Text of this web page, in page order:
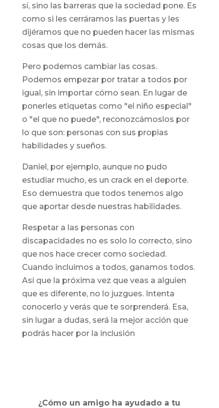
sí, sino las barreras que la sociedad pone. Es
como si les cerráramos las puertas y les
dijéramos que no pueden hacer las mismas
cosas que los demás.
Pero podemos cambiar las cosas.
Podemos empezar por tratar a todos por
igual, sin importar cómo sean. En lugar de
ponerles etiquetas como "el niño especial"
o "el que no puede", reconozcámoslos por
lo que son: personas con sus propias
habilidades y sueños.
Daniel, por ejemplo, aunque no pudo
estudiar mucho, es un crack en el deporte.
Eso demuestra que todos tenemos algo
que aportar desde nuestras habilidades.
Respetar a las personas con
discapacidades no es solo lo correcto, sino
que nos hace crecer como sociedad.
Cuando incluimos a todos, ganamos todos.
Así que la próxima vez que veas a alguien
que es diferente, no lo juzgues. Intenta
conocerlo y verás que te sorprenderá. Esa,
sin lugar a dudas, será la mejor acción que
podrás hacer por la inclusión
¿Cómo un amigo ha ayudado a tu